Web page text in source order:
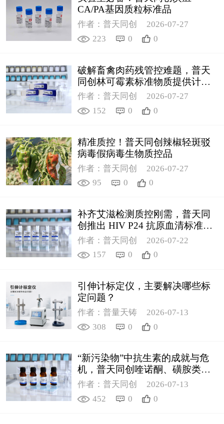
CA/PA基因质粒标准品
作者：普天同创
2026-07-27
223
0 0
破解畜禽肉药残管控难题，普天
同创林可霉素标准物质提供计量
支撑
作者：普天同创
2026-07-27
152
0 0
精准质控！普天同创辣椒轻斑驳
病毒假病毒生物质控品
作者：普天同创
2026-07-27
95
0 0
补齐艾滋检测质控刚需，普天同
创推出 HIV P24 抗原血清标准物
质
作者：普天同创
2026-07-22
157
0 0
引伸计标定仪，主要解决哪些标
定问题？
作者：普量天铸
2026-07-13
308
0 0
“新污染物”中抗生素的成就与危
机，普天同创喹诺酮、磺胺类质
控新品筑牢环境安全防线
作者：普天同创
2026-07-13
452
0 0